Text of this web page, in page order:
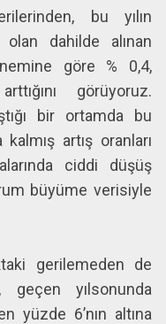
bu yılın
olan dahilde alınan
göre % 0,4,
görüyoruz.
bir ortamda bu
artış oranları
ciddi düşüş
büyüme verisiyle
gerilemeden de
geçen yılsonunda
yüzde 6’nın altına